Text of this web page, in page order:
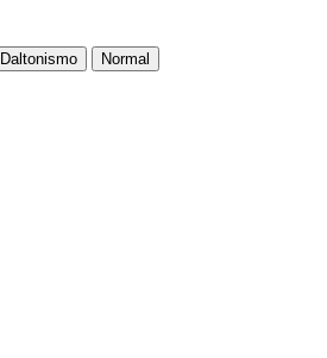
Colores Daltonismo Normal